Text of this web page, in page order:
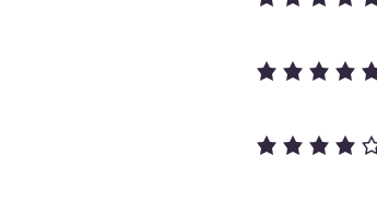
och slitstarkt Teslin-tyg som tål både sol
och gör stolen både hållbar och lätt att
sin form även vid regelbunden
enkel.
gungstolen inomhus när den inte